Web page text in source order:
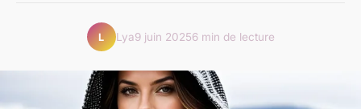
L Lya9 juin 20256 min de lecture